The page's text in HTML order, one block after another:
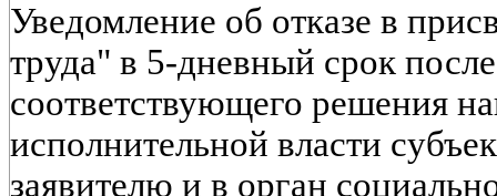
Уведомление об отказе в
труда" в 5-дневный срок
соответствующего решения
исполнительной власти
заявителю и в орган